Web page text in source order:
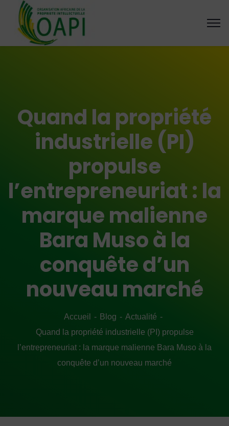
Quand la propriété
industrielle (PI)
propulse
l’entrepreneuriat : la
marque malienne
Bara Muso à la
conquête d’un
nouveau marché
Accueil Blog
Actualité
Quand la propriété industrielle (PI) propulse
l’entrepreneuriat : la marque malienne Bara Muso à la
conquête d’un nouveau marché